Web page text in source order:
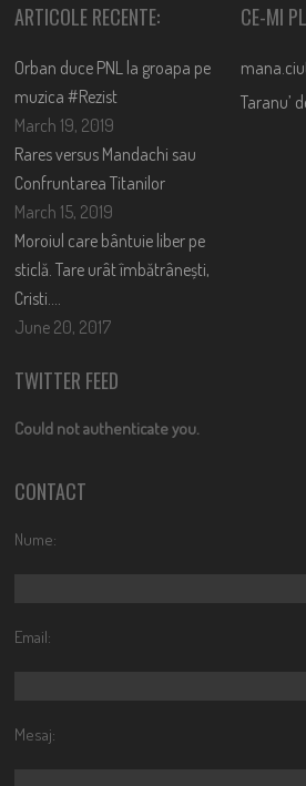
ARTICOLE RECENTE:
Orban duce PNL la groapa pe
muzica #Rezist
March 19, 2019
Rares versus Mandachi sau
Confruntarea Titanilor
March 15, 2019
Moroiul care bântuie liber pe
sticlă. Tare urât îmbătrânești,
Cristi….
June 20, 2017
CE-MI
Taranu’
TWITTER FEED
Could not authenticate you.
CONTACT
Nume:
Email:
Mesaj: